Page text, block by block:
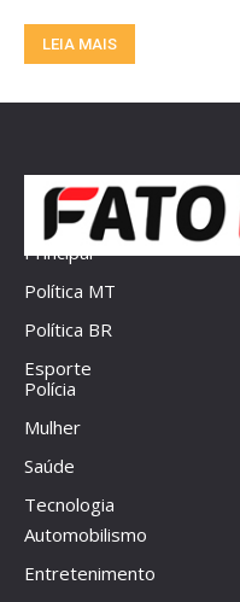
LEIA MAIS
Principal
Política MT
Política BR
Esporte
Polícia
Mulher
Saúde
Tecnologia
Automobilismo
Entretenimento